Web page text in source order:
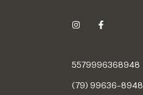
5579996368948
(79) 99636-8948